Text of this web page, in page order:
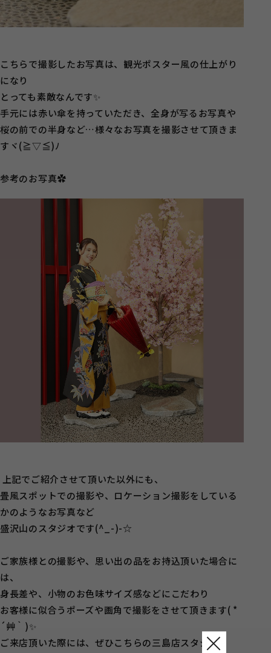
こちらで撮影したお写真は、観光ポスター風の仕上がり
になり
とっても素敵なんです✨
手元には赤い傘を持っていただき、全身が写るお写真や
桜の前での半身など…様々なお写真を撮影させて頂きま
すヾ(≧▽≦)ﾉ
参考のお写真✿
上記でご紹介させて頂いた以外にも、
畳風スポットでの撮影や、ロケーション撮影をしている
かのようなお写真など
盛沢山のスタジオです(^_-)-☆
ご家族様との撮影や、思い出の品をお持込頂いた場合に
は、
身長差や、小物のお色味サイズ感などにこだわり
お客様に似合うポーズや画角で撮影をさせて頂きます( *
´艸｀)✨
ご来店頂いた際には、ぜひこちらの三島店スタジオも